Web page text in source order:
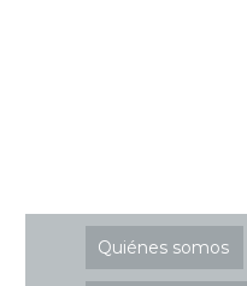
Quiénes somos